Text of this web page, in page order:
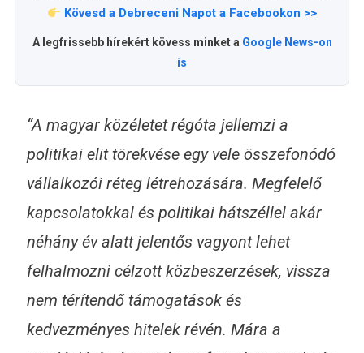
Kövesd a Debreceni Napot a Facebookon >>
A legfrissebb hírekért kövess minket a Google News-on
is
“A magyar közéletet régóta jellemzi a
politikai elit törekvése egy vele összefonódó
vállalkozói réteg létrehozására. Megfelelő
kapcsolatokkal és politikai hátszéllel akár
néhány év alatt jelentős vagyont lehet
felhalmozni célzott közbeszerzések, vissza
nem térítendő támogatások és
kedvezményes hitelek révén. Mára a